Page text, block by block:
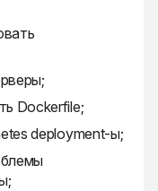
Dockerfile;
deployment-ы;